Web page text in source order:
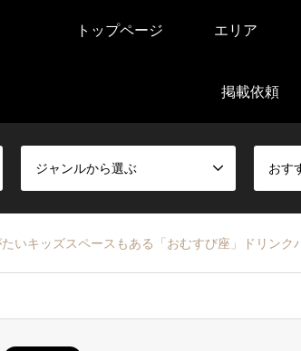
トップページ エリア
掲載依頼
ジャンルから選ぶ おす
いキッズスペースもある「おむすび座」ドリンク